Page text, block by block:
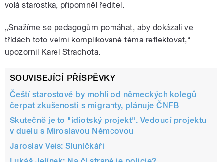
volá starostka, připomněl ředitel.
„Snažíme se pedagogům pomáhat, aby dokázali ve
třídách toto velmi komplikované téma reflektovat,“
upozornil Karel Strachota.
SOUVISEJÍCÍ PŘÍSPĚVKY
Čeští starostové by mohli od německých kolegů
čerpat zkušenosti s migranty, plánuje ČNFB
Skutečně je to "idiotský projekt". Vedoucí projektu
v duelu s Miroslavou Němcovou
Jaroslav Veis: Sluníčkáři